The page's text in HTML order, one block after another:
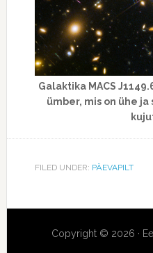
Galaktika MACS
ümber, mis on ühe
FILED UNDER: PÄEVAPILT
Copyright © 2026 ·